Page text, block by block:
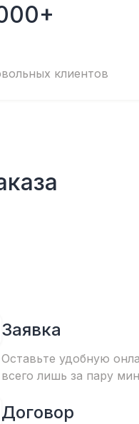
клиентов
Заявка
Оставьте удобную
всего лишь за пару
Договор